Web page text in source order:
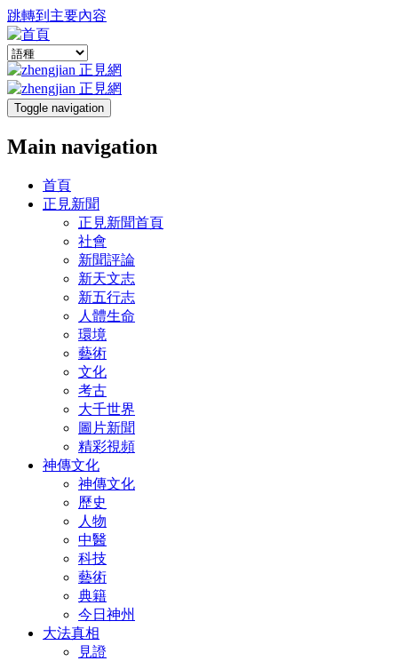
跳轉到主要內容
Toggle navigation
Main navigation
首頁
正見新聞
正見新聞首頁
社會
新聞評論
新天文志
新五行志
人體生命
環境
藝術
文化
考古
大千世界
圖片新聞
精彩視頻
神傳文化
神傳文化
歷史
人物
中醫
科技
藝術
典籍
今日神州
大法真相
見證